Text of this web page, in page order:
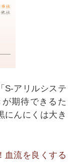
S-アリルシステ
期待できるた
にんにくは大き
血流を良くする